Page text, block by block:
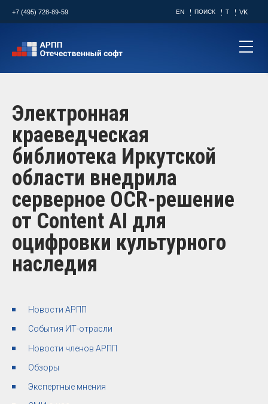
+7 (495) 728-89-59 EN ПОИСК T VK
Электронная
краеведческая
библиотека Иркутской
области внедрила
серверное OCR-решение
от Content AI для
оцифровки культурного
наследия
Новости АРПП
События ИТ-отрасли
Новости членов АРПП
Обзоры
Экспертные мнения